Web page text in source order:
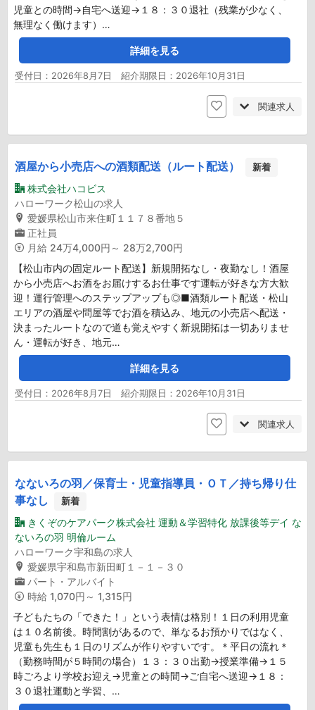
児童との時間→自宅へ送迎→１８：３０退社（残業が少なく、
無理なく働けます）…
詳細を見る
受付日：2026年8月7日 紹介期限日：2026年10月31日
関連求人
酒屋から小売店への酒類配送（ルート配送） 新着
株式会社ハコビス
ハローワーク松山の求人
愛媛県松山市来住町１１７８番地５
正社員
月給 24万4,000円～ 28万2,700円
【松山市内の固定ルート配送】新規開拓なし・夜勤なし！酒屋
から小売店へお酒をお届けするお仕事です運転が好きな方大歓
迎！運行管理へのステップアップも◎■酒類ルート配送・松山
エリアの酒屋や問屋等でお酒を積込み、地元の小売店へ配送・
決まったルートなので道も覚えやすく新規開拓は一切ありませ
ん・運転が好き、地元…
詳細を見る
受付日：2026年8月7日 紹介期限日：2026年10月31日
関連求人
なないろの羽／保育士・児童指導員・ＯＴ／持ち帰り仕
事なし
新着
きくぞのケアパーク株式会社 運動＆学習特化 放課後等デイ な
ないろの羽 明倫ルーム
ハローワーク宇和島の求人
愛媛県宇和島市新田町１－１－３０
パート・アルバイト
時給 1,070円～ 1,315円
子どもたちの「できた！」という表情は格別！１日の利用児童
は１０名前後。時間割があるので、単なるお預かりではなく、
児童も先生も１日のリズムが作りやすいです。＊平日の流れ＊
（勤務時間が５時間の場合）１３：３０出勤→授業準備→１５
時ごろより学校お迎え→児童との時間→ご自宅へ送迎→１８：
３０退社運動と学習、…